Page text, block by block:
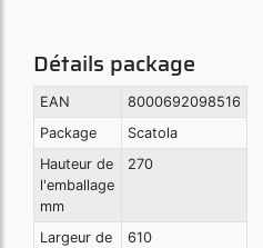
Détails package
EAN
8000692098516
Package
Scatola
Hauteur de
l'emballage
mm
270
Largeur de
610